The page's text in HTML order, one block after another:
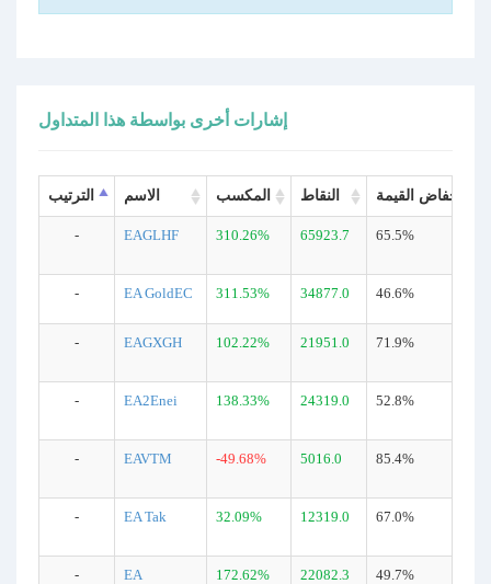
إشارات أخرى بواسطة هذا المتداول
الترتيب الاسم المكسب النقاط انخفاض القيمة
- EAGLHF 310.26% 65923.7 65.5%
- EA GoldEC 311.53% 34877.0 46.6%
- EAGXGH 102.22% 21951.0 71.9%
- EA2Enei 138.33% 24319.0 52.8%
- EAVTM -49.68% 5016.0 85.4%
- EA Tak 32.09% 12319.0 67.0%
-
EA
172.62% 22082.3 49.7%